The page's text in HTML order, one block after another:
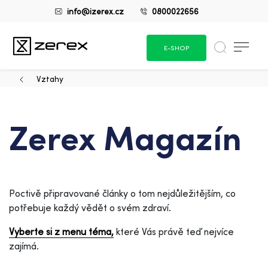
info@izerex.cz 0800022656
E-SHOP
Vztahy
Zerex Magazín
Poctivě připravované články o tom nejdůležitějším, co
potřebuje každý vědět o svém zdraví.
Vyberte si z menu téma, které Vás právě teď nejvíce
zajímá.